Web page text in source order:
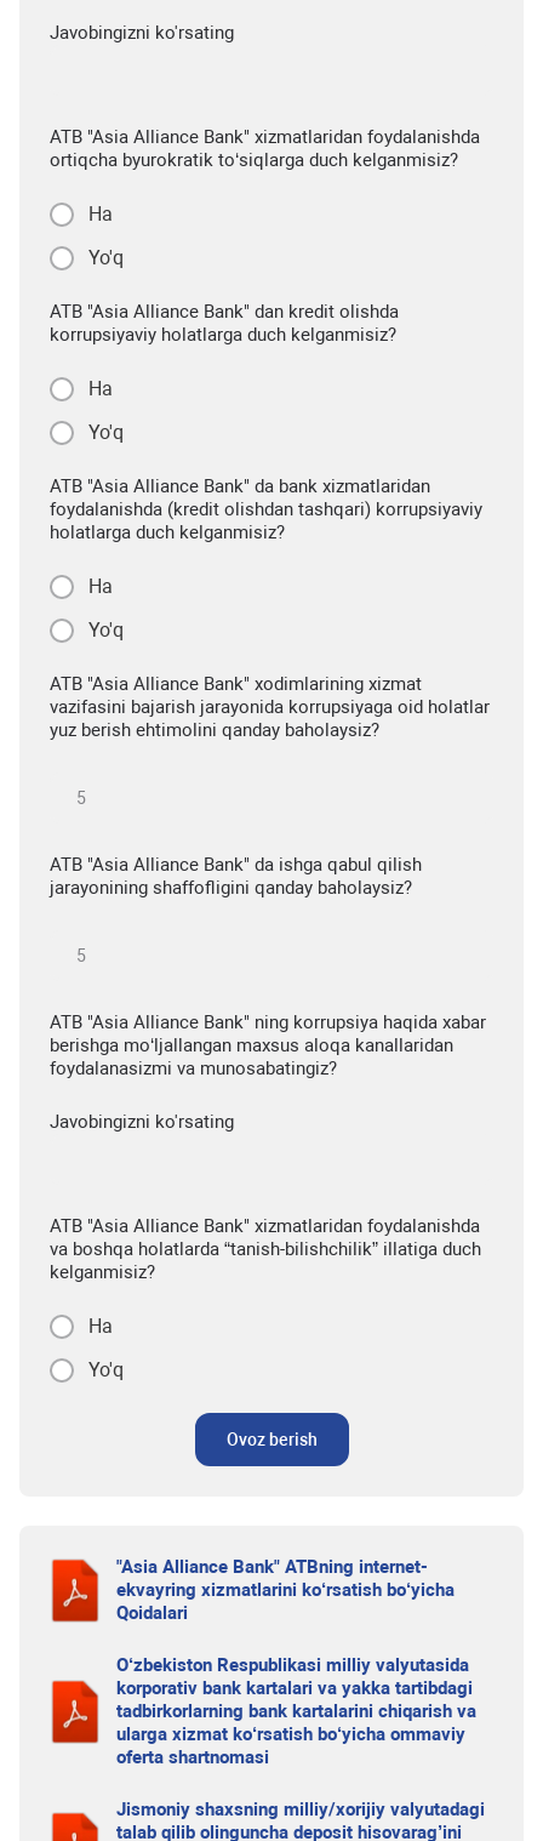
Javobingizni ko'rsating
ATB "Asia Alliance Bank" xizmatlaridan foydalanishda
ortiqcha byurokratik to‘siqlarga duch kelganmisiz?
Ha
Yo'q
ATB "Asia Alliance Bank" dan kredit olishda
korrupsiyaviy holatlarga duch kelganmisiz?
Ha
Yo'q
ATB "Asia Alliance Bank" da bank xizmatlaridan
foydalanishda (kredit olishdan tashqari) korrupsiyaviy
holatlarga duch kelganmisiz?
Ha
Yo'q
ATB "Asia Alliance Bank" xodimlarining xizmat
vazifasini bajarish jarayonida korrupsiyaga oid holatlar
yuz berish ehtimolini qanday baholaysiz?
ATB "Asia Alliance Bank" da ishga qabul qilish
jarayonining shaffofligini qanday baholaysiz?
ATB "Asia Alliance Bank" ning korrupsiya haqida xabar
berishga mo‘ljallangan maxsus aloqa kanallaridan
foydalanasizmi va munosabatingiz?
Javobingizni ko'rsating
ATB "Asia Alliance Bank" xizmatlaridan foydalanishda
va boshqa holatlarda “tanish-bilishchilik” illatiga duch
kelganmisiz?
Ha
Yo'q
Ovoz berish
"Asia Alliance Bank" ATBning internet-
ekvayring xizmatlarini ko‘rsatish bo‘yicha
Qoidalari
O‘zbekiston Respublikasi milliy valyutasida
korporativ bank kartalari va yakka tartibdagi
tadbirkorlarning bank kartalarini chiqarish va
ularga xizmat ko‘rsatish bo‘yicha ommaviy
oferta shartnomasi
Jismoniy shaxsning milliy/xorijiy valyutadagi
talab qilib olinguncha deposit hisovarag’ini